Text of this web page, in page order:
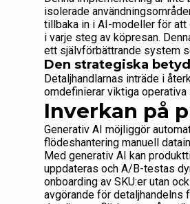
isolerade
tillbaka in i AI-modeller för att
i varje steg av köpresan.
ett självförbättrande system
Den strategiska
Detaljhandlarnas inträde i
omdefinierar viktiga operativa
Inverkan på
Generativ AI möjliggör
flödeshantering manuell
Med generativ AI kan
uppdateras och A/B-testas
onboarding av SKU:er utan
avgörande för detaljhandelns